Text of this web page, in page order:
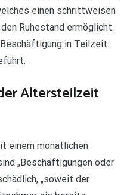
einen schrittweisen
Ruhestand ermöglicht.
in Teilzeit
Altersteilzeit
einem monatlichen
„Beschäftigungen oder
„soweit der